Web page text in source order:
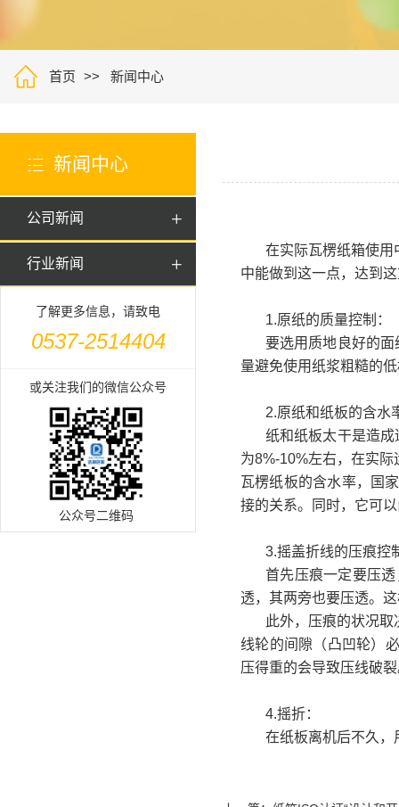
 首页 新闻中心
 新闻中心
公司新闻 
行业新闻 
了解更多信息，请致电
0537-2514404
或关注我们的微信公众号
公众号二维码
在实际瓦楞纸箱使用
中能做到这一点，达到
1.原纸的质量控制：
要选用质地良好的
量避免使用纸浆粗糙的
2.原纸和纸板的含水
纸和纸板太干是造成
为8%-10%左右，在实
瓦楞纸板的含水率，国
接的关系。同时，它可
3.摇盖折线的压痕控
首先压痕一定要压
透，其两旁也要压透。
此外，压痕的状况
线轮的间隙（凸凹轮）
压得重的会导致压线破
4.摇折：
在纸板离机后不久，